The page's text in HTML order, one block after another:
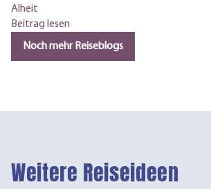
Alheit
Beitrag lesen
Noch mehr Reiseblogs
Weitere Reiseideen